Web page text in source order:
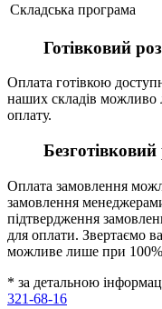
Складська програма
Готівковий
Оплата готівкою
наших складів можливо
оплату.
Оплата замовлення
замовлення
підтвердження
для оплати. Звертаємо
можливе лише при 100%
* за детальною
321-68-16